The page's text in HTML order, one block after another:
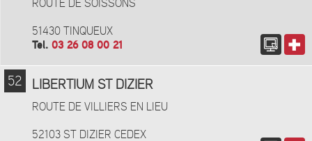
ROUTE DE SOISSONS
51430 TINQUEUX
Tel. 03 26 08 00 21
52 LIBERTIUM ST DIZIER
ROUTE DE VILLIERS EN LIEU
52103 ST DIZIER CEDEX